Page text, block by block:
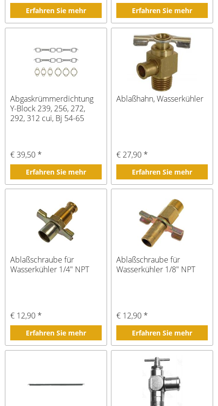
Erfahren Sie mehr Erfahren Sie mehr
Abgaskrümmerdichtung
Y-Block 239, 256, 272,
292, 312 cui, Bj 54-65
€ 39,50 *
Erfahren Sie mehr
Ablaßhahn, Wasserkühler
€ 27,90 *
Erfahren Sie mehr
Ablaßschraube für
Wasserkühler 1/4" NPT
€ 12,90 *
Erfahren Sie mehr
Ablaßschraube für
Wasserkühler 1/8" NPT
€ 12,90 *
Erfahren Sie mehr